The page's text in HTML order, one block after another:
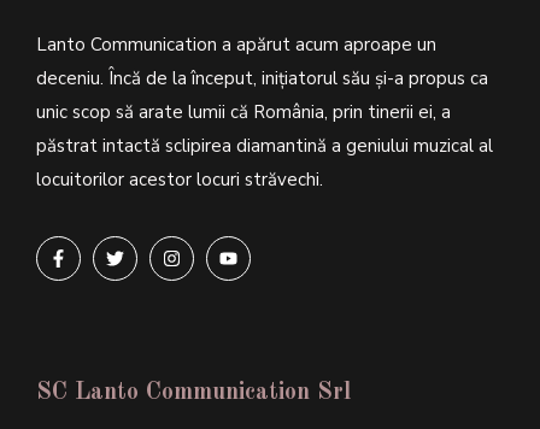
Lanto Communication a apărut acum aproape un
deceniu. Încă de la început, inițiatorul său şi-a propus ca
unic scop să arate lumii că România, prin tinerii ei, a
păstrat intactă sclipirea diamantină a geniului muzical al
locuitorilor acestor locuri străvechi.
SC Lanto Communication Srl